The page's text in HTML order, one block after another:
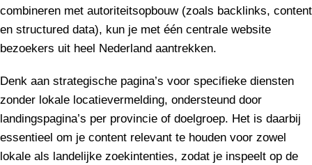
combineren met autoriteitsopbouw (zoals backlinks, content
en structured data), kun je met één centrale website
bezoekers uit heel Nederland aantrekken.
Denk aan strategische pagina’s voor specifieke diensten
zonder lokale locatievermelding, ondersteund door
landingspagina’s per provincie of doelgroep. Het is daarbij
essentieel om je content relevant te houden voor zowel
lokale als landelijke zoekintenties, zodat je inspeelt op de